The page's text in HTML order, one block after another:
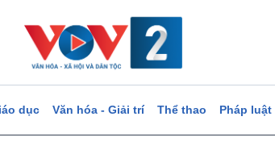
dục Văn hóa - Giải trí Thể thao Pháp luật